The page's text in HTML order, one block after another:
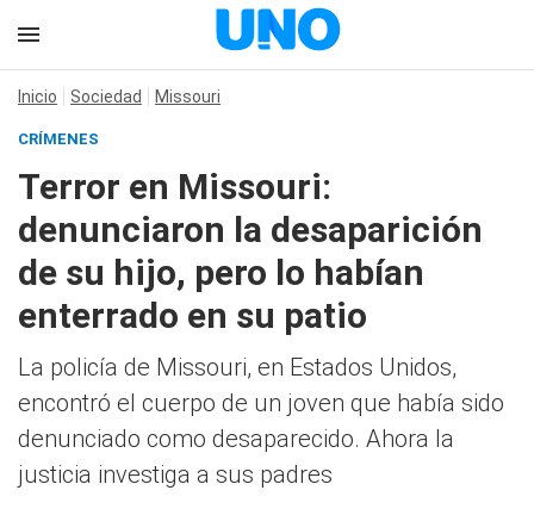
Inicio Sociedad Missouri
CRÍMENES
Terror en Missouri:
denunciaron la desaparición
de su hijo, pero lo habían
enterrado en su patio
La policía de Missouri, en Estados Unidos,
encontró el cuerpo de un joven que había sido
denunciado como desaparecido. Ahora la
justicia investiga a sus padres